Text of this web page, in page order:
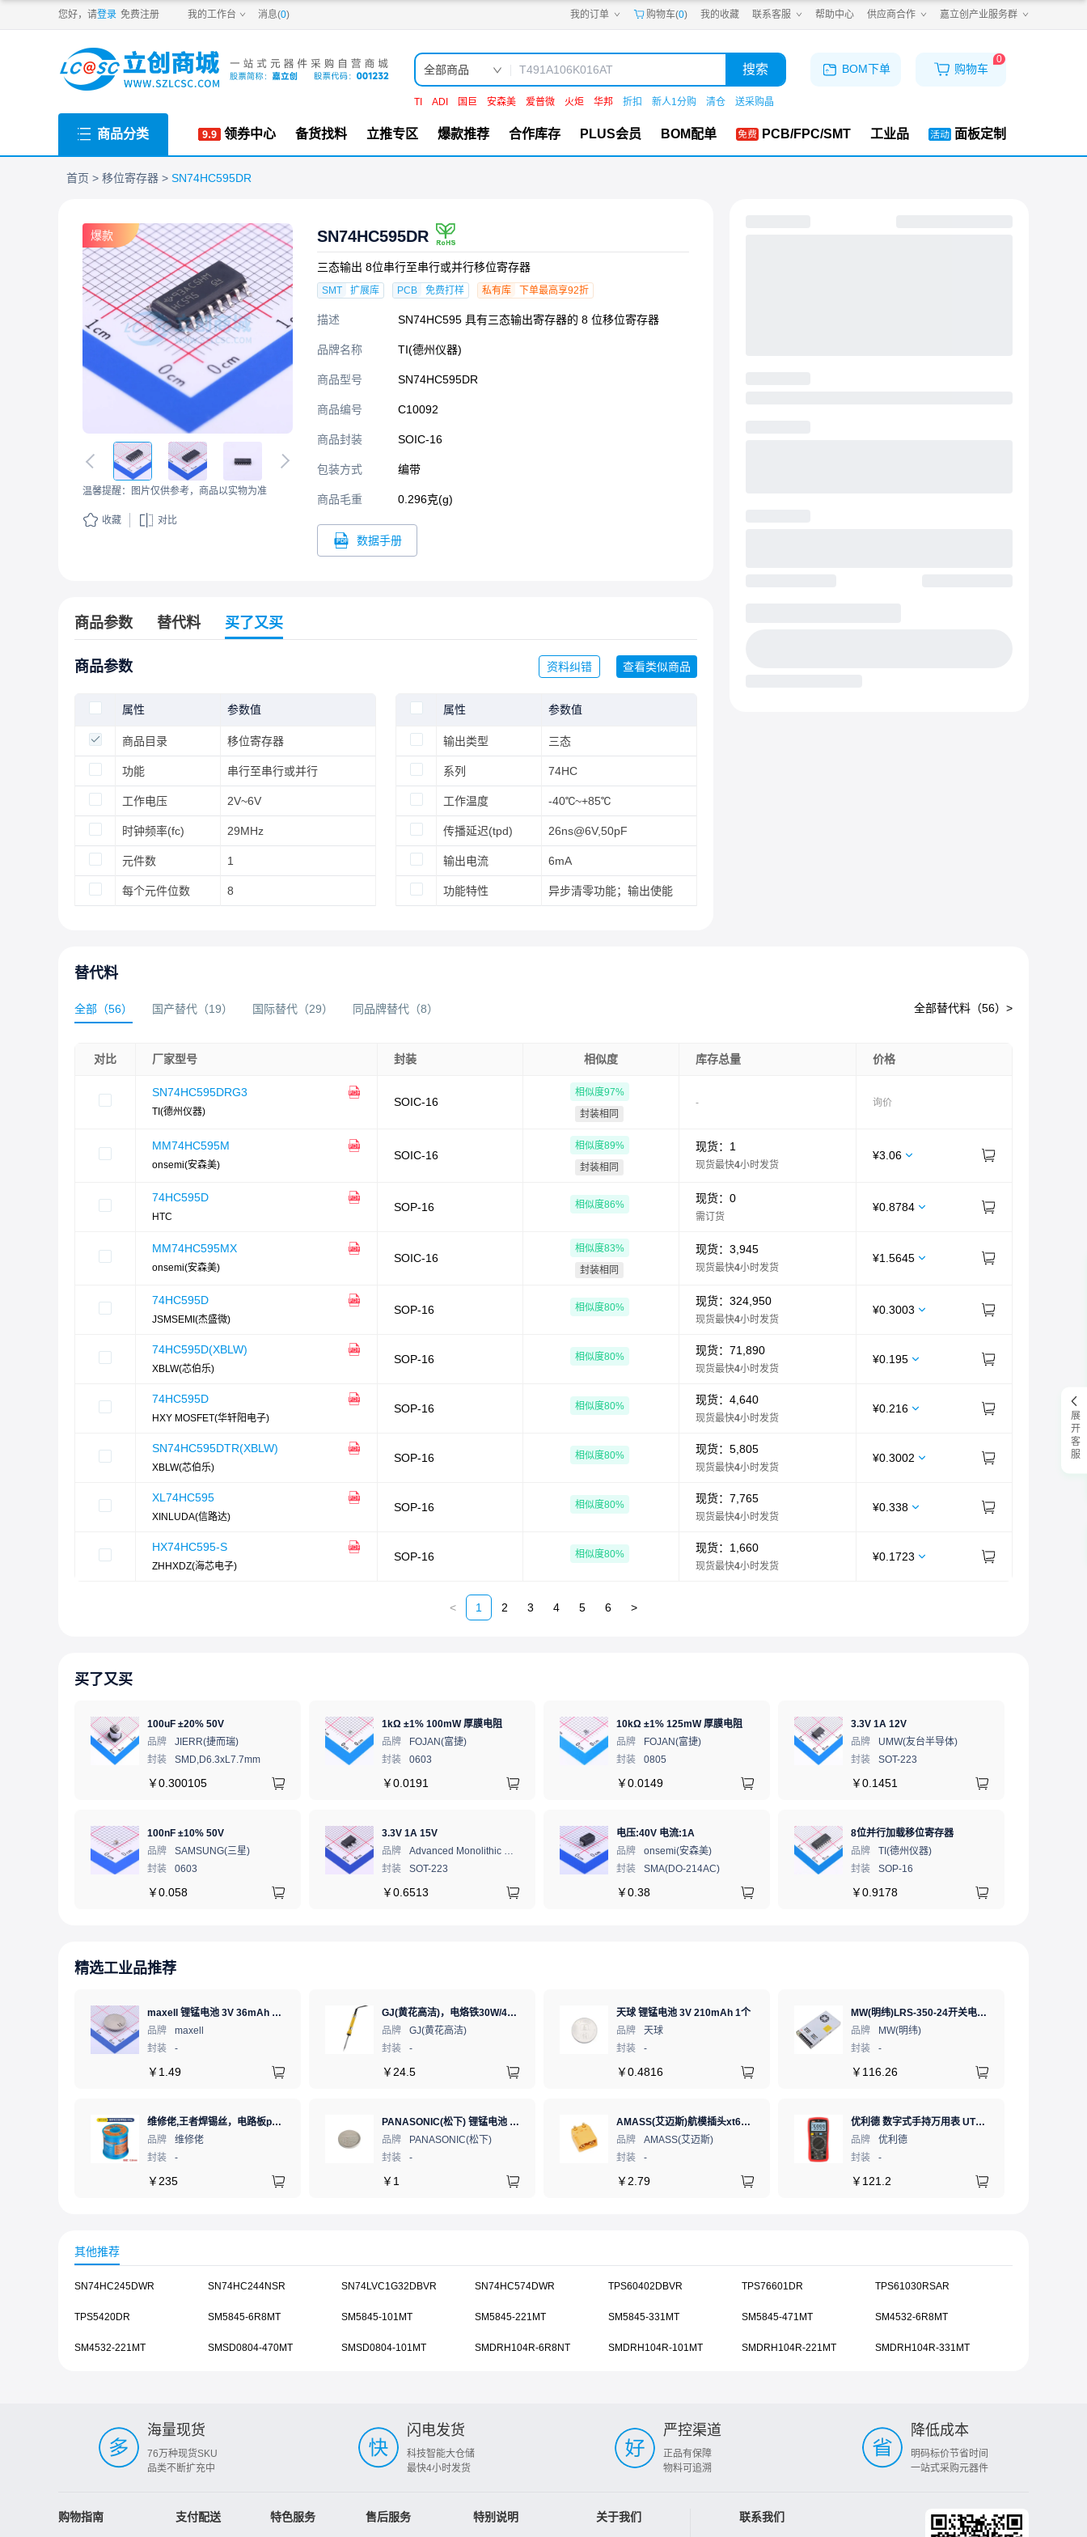
您好，请登录 免费注册 我的工作台 消息(0) 我的订单 购物车(0) 我的收藏 联系客服 帮助中心 供应商合作 嘉立创产业服务群
嘉立创PCB
嘉立创FA
机电工坊
全部商品 搜索
TI ADI 国巨 安森美 爱普微 火炬 华邦 折扣 新人1分购 清仓 送采购晶
BOM下单 购物车
0
商品分类 领券中心 备货找料 立推专区 爆款推荐 合作库存 PLUS会员 BOM配单 PCB/FPC/SMT 工业品 面板定制
首页 移位寄存器 SN74HC595DR
爆款
温馨提醒：图片仅供参考，商品以实物为准
收藏 对比
SN74HC595DR
三态输出 8位串行至串行或并行移位寄存器
SMT 扩展库 PCB 免费打样 私有库 下单最高享92折
描述 SN74HC595 具有三态输出寄存器的 8 位移位寄存器
品牌名称 TI(德州仪器)
商品型号 SN74HC595DR
商品编号 C10092
商品封装 SOIC-16​
包装方式 编带
商品毛重 0.296克(g)
数据手册
商品参数 替代料 买了又买
商品参数 资料纠错 查看类似商品
属性 参数值
商品目录 移位寄存器
功能 串行至串行或并行
工作电压 2V~6V
时钟频率(fc) 29MHz
元件数 1
每个元件位数 8
属性 参数值
输出类型 三态
系列 74HC
工作温度 -40℃~+85℃
传播延迟(tpd) 26ns@6V,50pF
输出电流 6mA
功能特性 异步清零功能；输出使能
替代料
全部 （56） 国产替代 （19） 国际替代 （29） 同品牌替代 （8） 全部替代料（56）>
对比 厂家型号 封装 相似度 库存总量 价格
SN74HC595DRG3
TI(德州仪器)
SOIC-16
相似度97%
封装相同
- 询价
MM74HC595M
onsemi(安森美)
SOIC-16
相似度89%
封装相同
现货： 1
现货最快4小时发货
¥3.06
74HC595D
HTC
SOP-16 相似度86% 现货： 0
需订货
¥0.8784
MM74HC595MX
onsemi(安森美)
SOIC-16
相似度83%
封装相同
现货： 3,945
现货最快4小时发货
¥1.5645
74HC595D
JSMSEMI(杰盛微)
SOP-16 相似度80% 现货： 324,950
现货最快4小时发货
¥0.3003
74HC595D(XBLW)
XBLW(芯伯乐)
SOP-16 相似度80% 现货： 71,890
现货最快4小时发货
¥0.195
74HC595D
HXY MOSFET(华轩阳电子)
SOP-16 相似度80% 现货： 4,640
现货最快4小时发货
¥0.216
SN74HC595DTR(XBLW)
XBLW(芯伯乐)
SOP-16 相似度80% 现货： 5,805
现货最快4小时发货
¥0.3002
XL74HC595
XINLUDA(信路达)
SOP-16 相似度80% 现货： 7,765
现货最快4小时发货
¥0.338
HX74HC595-S
ZHHXDZ(海芯电子)
SOP-16 相似度80% 现货： 1,660
现货最快4小时发货
¥0.1723
< 1 2 3 4 5 6 >
买了又买
100uF ±20% 50V
品牌
JIERR(捷而瑞)
封装
SMD,D6.3xL7.7mm
￥0.300105
1kΩ ±1% 100mW 厚膜电阻
品牌
FOJAN(富捷)
封装
0603
￥0.0191
10kΩ ±1% 125mW 厚膜电阻
品牌
FOJAN(富捷)
封装
0805
￥0.0149
3.3V 1A 12V
品牌
UMW(友台半导体)
封装
SOT-223
￥0.1451
100nF ±10% 50V
品牌
SAMSUNG(三星)
封装
0603
￥0.058
3.3V 1A 15V
品牌
Advanced Monolithic Systems
封装
SOT-223
￥0.6513
电压:40V 电流:1A
品牌
onsemi(安森美)
封装
SMA(DO-214AC)
￥0.38
8位并行加载移位寄存器
品牌
TI(德州仪器)
封装
SOP-16
￥0.9178
精选工业品推荐
maxell 锂锰电池 3V 36mAh 1个
品牌
maxell
封装
-
￥ 1.49
GJ(黄花高洁)，电烙铁30W/40W/60W锡焊电烙铁焊接工具电焊笔手机电子维修（内热35W），NO.435(35W)
品牌
GJ(黄花高洁)
封装
-
￥ 24.5
天球 锂锰电池 3V 210mAh 1个
品牌
天球
封装
-
￥0.4816
MW(明纬)LRS-350-24开关电源直流DC稳压变压器监控24V 14.6A
品牌
MW(明纬)
封装
-
￥ 116.26
维修佬,王者焊锡丝，电路板pcb焊接锡线，0.8mm800g,1个
品牌
维修佬
封装
-
￥ 235
PANASONIC(松下) 锂锰电池 3V 225mAh 1个
品牌
PANASONIC(松下)
封装
-
￥ 1
AMASS(艾迈斯)航模插头xt60连接器150公母对接pw锂电池公头 接PCB板卧式 黄色 公头XT60PW-M.G.Y
品牌
AMASS(艾迈斯)
封装
-
￥ 2.79
优利德 数字式手持万用表 UT890C NCV;三极管测试;二极管测试;火线辨别;真有效值;通断测试
品牌
优利德
封装
-
￥ 121.2
其他推荐
SN74HC245DWR SN74HC244NSR SN74LVC1G32DBVR SN74HC574DWR TPS60402DBVR TPS76601DR TPS61030RSAR
TPS5420DR SM5845-6R8MT SM5845-101MT SM5845-221MT SM5845-331MT SM5845-471MT SM4532-6R8MT
SM4532-221MT SMSD0804-470MT SMSD0804-101MT SMDRH104R-6R8NT SMDRH104R-101MT SMDRH104R-221MT SMDRH104R-331MT
海量现货
76万种现货SKU
品类不断扩充中
闪电发货
科技智能大仓储
最快4小时发货
严控渠道
正品有保障
物料可追溯
降低成本
明码标价节省时间
一站式采购元器件
购物指南 支付配送 特色服务 售后服务 特别说明 关于我们 联系我们
展开客服